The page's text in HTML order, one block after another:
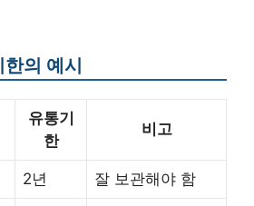
의 예시
유통기
한
비고
2년 잘 보관해야 함